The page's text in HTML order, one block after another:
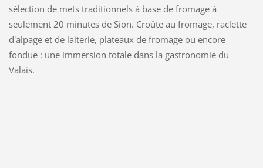
sélection de mets traditionnels à base de fromage à
seulement 20 minutes de Sion. Croûte au fromage, raclette
d'alpage et de laiterie, plateaux de fromage ou encore
fondue : une immersion totale dans la gastronomie du
Valais.